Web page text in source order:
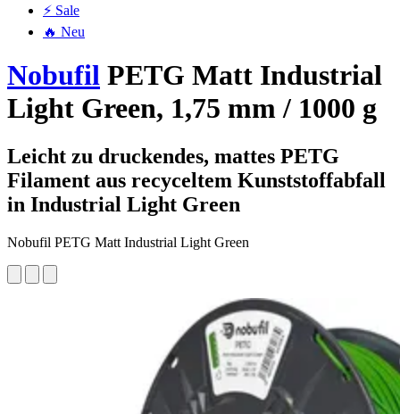
⚡ Sale
🔥 Neu
Nobufil PETG Matt Industrial
Light Green, 1,75 mm / 1000 g
Leicht zu druckendes, mattes PETG
Filament aus recyceltem Kunststoffabfall
in Industrial Light Green
Nobufil PETG Matt Industrial Light Green